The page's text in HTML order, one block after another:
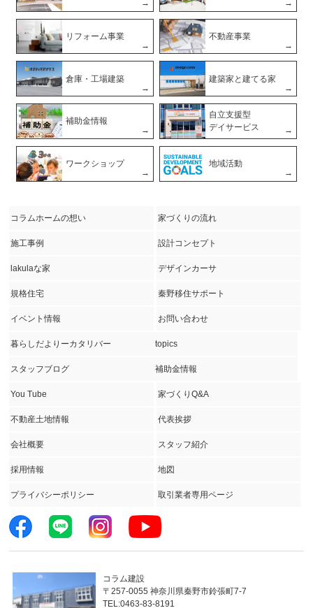
リフォーム事業 不動産事業
倉庫・工場建築 建築家と建てる家
補助金情報
自立支援型
デイサービス
ワークショップ 地域活動
コラムホームの想い 家づくりの流れ
施工事例 設計コンセプト
lakulaな家 デザインカーサ
規格住宅 秦野移住サポート
イベント情報 お問い合わせ
暮らしだよりーカタリバー topics
スタッフブログ 補助金情報
You Tube 家づくりQ&A
不動産土地情報 代表挨拶
会社概要 スタッフ紹介
採用情報 地図
プライバシーポリシー 取引業者専用ページ
コラム建設
〒257-0055 神奈川県秦野市鈴張町7-7
TEL:0463-83-8191